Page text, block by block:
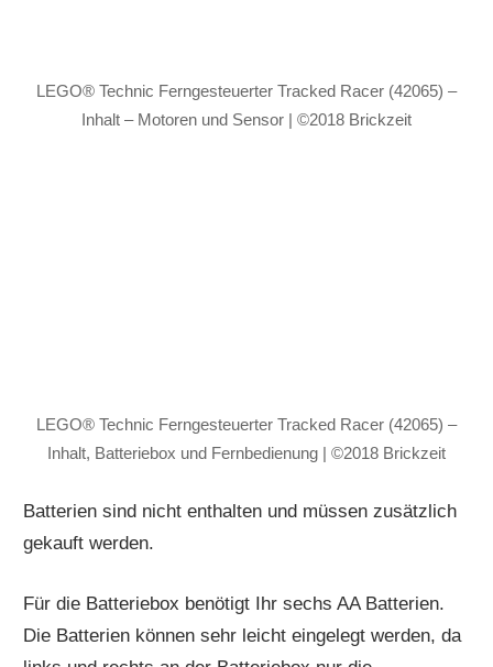
LEGO® Technic Ferngesteuerter Tracked Racer (42065) –
Inhalt – Motoren und Sensor | ©2018 Brickzeit
LEGO® Technic Ferngesteuerter Tracked Racer (42065) –
Inhalt, Batteriebox und Fernbedienung | ©2018 Brickzeit
Batterien sind nicht enthalten und müssen zusätzlich
gekauft werden.
Für die Batteriebox benötigt Ihr sechs AA Batterien.
Die Batterien können sehr leicht eingelegt werden, da